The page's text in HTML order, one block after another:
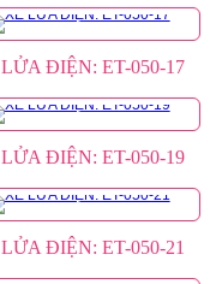
ĐIỆN: ET-050-17
ĐIỆN: ET-050-19
ĐIỆN: ET-050-21